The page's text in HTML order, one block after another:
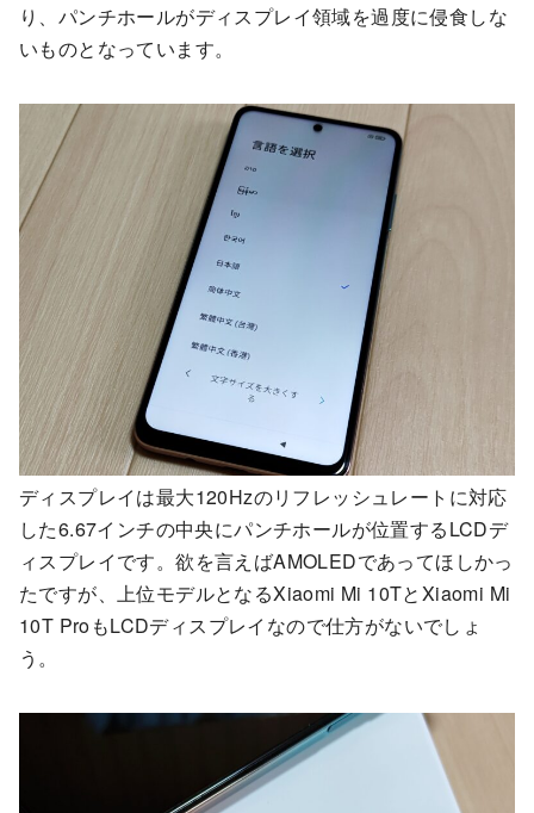
り、パンチホールがディスプレイ領域を過度に侵食しな
いものとなっています。
ディスプレイは最大120Hzのリフレッシュレートに対応
した6.67インチの中央にパンチホールが位置するLCDデ
ィスプレイです。欲を言えばAMOLEDであってほしかっ
たですが、上位モデルとなるXiaomi Mi 10TとXiaomi Mi
10T ProもLCDディスプレイなので仕方がないでしょ
う。